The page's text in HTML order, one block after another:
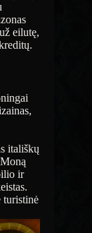
eilutę,
itališkų
ir
turistinė